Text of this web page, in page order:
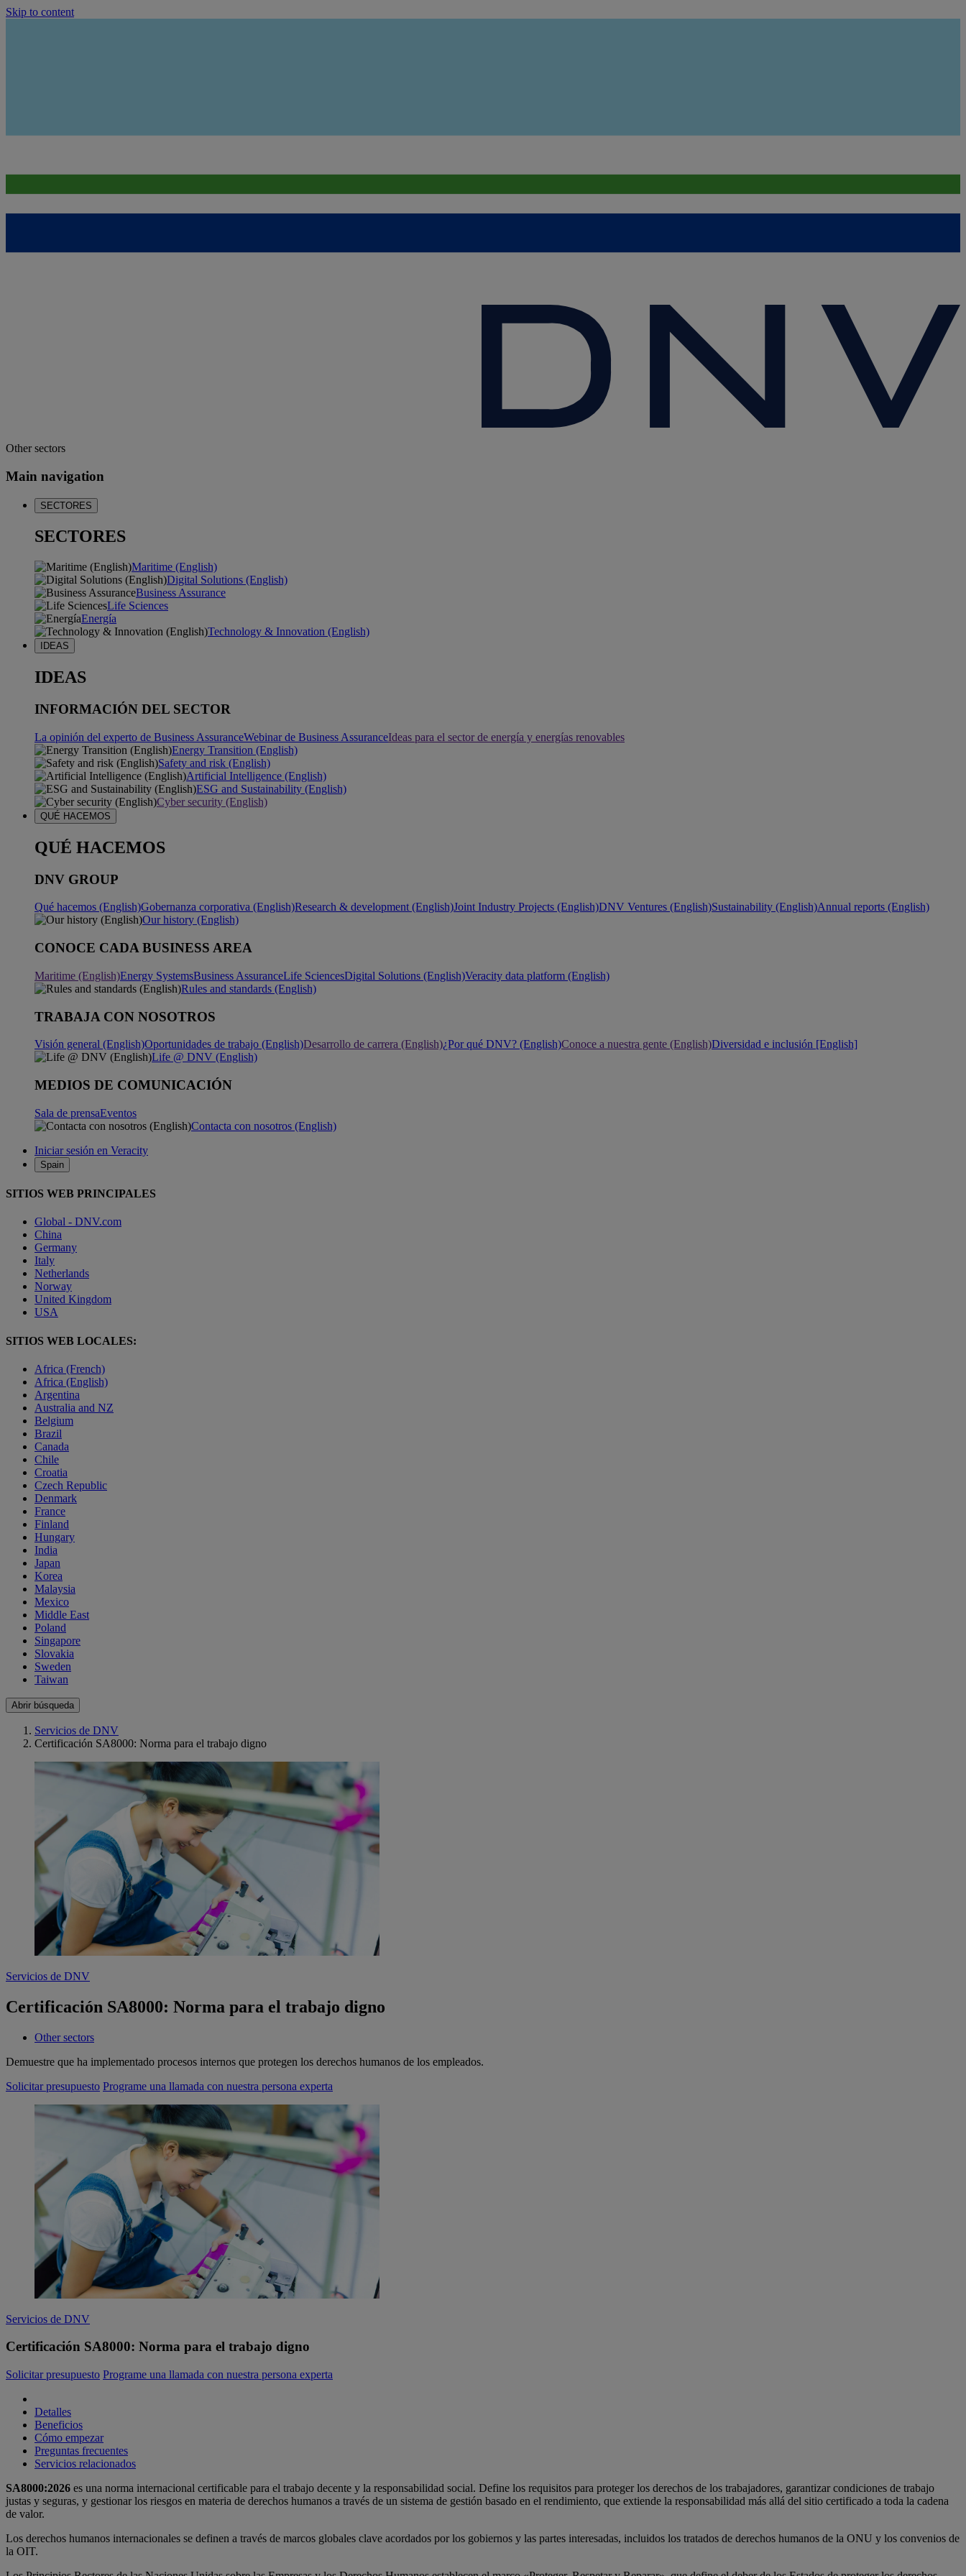
Skip to content
Other sectors
Main navigation
SECTORES
SECTORES
Maritime (English)
Digital Solutions (English)
Business Assurance
Life Sciences
Energía
Technology & Innovation (English)
IDEAS
IDEAS
INFORMACIÓN DEL SECTOR
La opinión del experto de Business AssuranceWebinar de Business AssuranceIdeas para el sector de energía y energías renovables
Energy Transition (English)
Safety and risk (English)
Artificial Intelligence (English)
ESG and Sustainability (English)
Cyber security (English)
QUÉ HACEMOS
QUÉ HACEMOS
DNV GROUP
Qué hacemos (English)Gobernanza corporativa (English)Research & development (English)Joint Industry Projects (English)DNV Ventures (English)Sustainability (English)Annual reports (English)
Our history (English)
CONOCE CADA BUSINESS AREA
Maritime (English)Energy SystemsBusiness AssuranceLife SciencesDigital Solutions (English)Veracity data platform (English)
Rules and standards (English)
TRABAJA CON NOSOTROS
Visión general (English)Oportunidades de trabajo (English)Desarrollo de carrera (English)¿Por qué DNV? (English)Conoce a nuestra gente (English)Diversidad e inclusión [English]
Life @ DNV (English)
MEDIOS DE COMUNICACIÓN
Sala de prensaEventos
Contacta con nosotros (English)
Iniciar sesión en Veracity
Spain
SITIOS WEB PRINCIPALES
Global - DNV.com
China
Germany
Italy
Netherlands
Norway
United Kingdom
USA
SITIOS WEB LOCALES:
Africa (French)
Africa (English)
Argentina
Australia and NZ
Belgium
Brazil
Canada
Chile
Croatia
Czech Republic
Denmark
France
Finland
Hungary
India
Japan
Korea
Malaysia
Mexico
Middle East
Poland
Singapore
Slovakia
Sweden
Taiwan
Abrir búsqueda
Servicios de DNV
Certificación SA8000: Norma para el trabajo digno
Servicios de DNV
Certificación SA8000: Norma para el trabajo digno
Other sectors
Demuestre que ha implementado procesos internos que protegen los derechos humanos de los empleados.
Solicitar presupuesto Programe una llamada con nuestra persona experta
Servicios de DNV
Certificación SA8000: Norma para el trabajo digno
Solicitar presupuesto Programe una llamada con nuestra persona experta
Detalles
Beneficios
Cómo empezar
Preguntas frecuentes
Servicios relacionados
SA8000:2026 es una norma internacional certificable para el trabajo decente y la responsabilidad social. Define los requisitos para proteger los derechos de los trabajadores, garantizar condiciones de trabajo
justas y seguras, y gestionar los riesgos en materia de derechos humanos a través de un sistema de gestión basado en el rendimiento, que extiende la responsabilidad más allá del sitio certificado a toda la cadena
de valor.
Los derechos humanos internacionales se definen a través de marcos globales clave acordados por los gobiernos y las partes interesadas, incluidos los tratados de derechos humanos de la ONU y los convenios de
la OIT.